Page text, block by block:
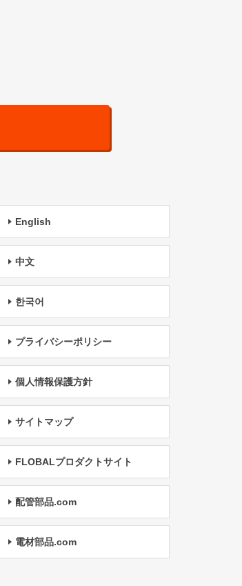
English
中文
한국어
プライバシーポリシー
個人情報保護方針
サイトマップ
FLOBALプロダクトサイト
配管部品.com
電材部品.com